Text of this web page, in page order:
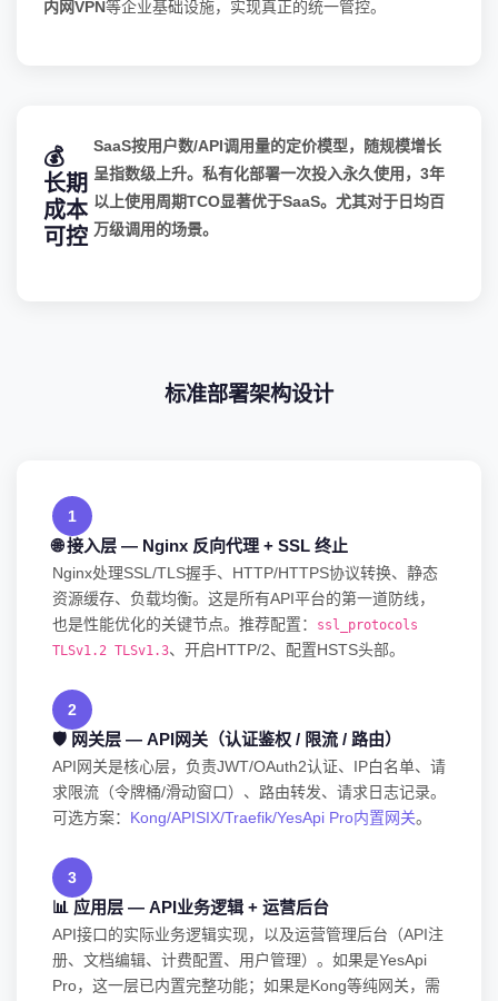
内网VPN等企业基础设施，实现真正的统一管控。
💰
长期
成本
可控
SaaS按用户数/API调用量的定价模型，随规模增长
呈指数级上升。私有化部署一次投入永久使用， 3年
以上使用周期TCO显著优于SaaS。尤其对于日均百
万级调用的场景。
标准部署架构设计
1
🌐 接入层 — Nginx 反向代理 + SSL 终止
Nginx处理SSL/TLS握手、HTTP/HTTPS协议转换、静态
资源缓存、负载均衡。这是所有API平台的第一道防线，
也是性能优化的关键节点。推荐配置：
ssl_protocols
TLSv1.2 TLSv1.3、开启HTTP/2、配置HSTS头部。
2
🛡️ 网关层 — API网关（认证鉴权 / 限流 / 路由）
API网关是核心层，负责JWT/OAuth2认证、IP白名单、请
求限流（令牌桶/滑动窗口）、路由转发、请求日志记录。
可选方案： Kong/APISIX/Traefik/YesApi Pro内置网关。
3
📊 应用层 — API业务逻辑 + 运营后台
API接口的实际业务逻辑实现，以及运营管理后台（API注
册、文档编辑、计费配置、用户管理）。如果是YesApi
Pro，这一层已内置完整功能；如果是Kong等纯网关，需